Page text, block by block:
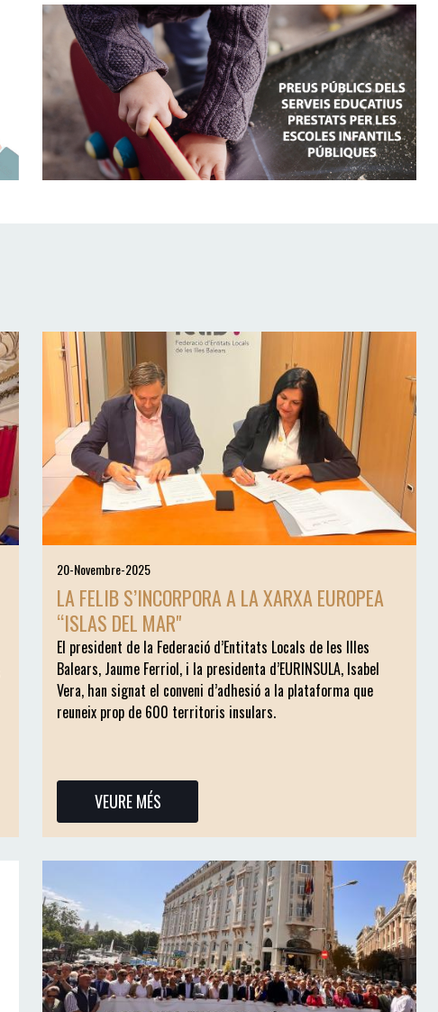
20-Novembre-2025
LA FELIB S’INCORPORA A LA XARXA EUROPEA
“ISLAS DEL MAR"
El president de la Federació d’Entitats Locals de les Illes
Balears, Jaume Ferriol, i la presidenta d’EURINSULA, Isabel
Vera, han signat el conveni d’adhesió a la plataforma que
reuneix prop de 600 territoris insulars.
VEURE MÉS